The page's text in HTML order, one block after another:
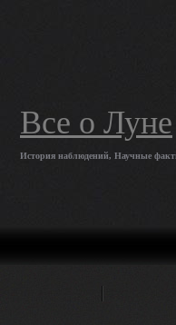
Все о Луне
История наблюдений, Научные